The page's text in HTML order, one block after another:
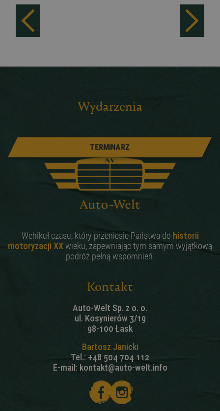
Wehikuł czasu, który przeniesie Państwa do historii
motoryzacji XXwieku, zapewniając tym samym wyjątkową
podróż pełną wspomnień.
Kontakt
Auto-Welt Sp. z o. o.
ul. Kosynierów 3/19
98-100 Łask
Bartosz Janicki
Tel.: +48 504 704 112
E-mail: kontakt@auto-welt.info
Wydarzenia
TERMINARZ